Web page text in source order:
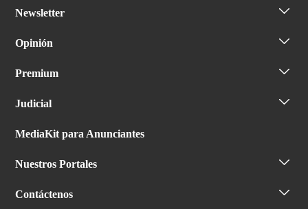
Newsletter
Opinión
Premium
Judicial
MediaKit para Anunciantes
Nuestros Portales
Contáctenos